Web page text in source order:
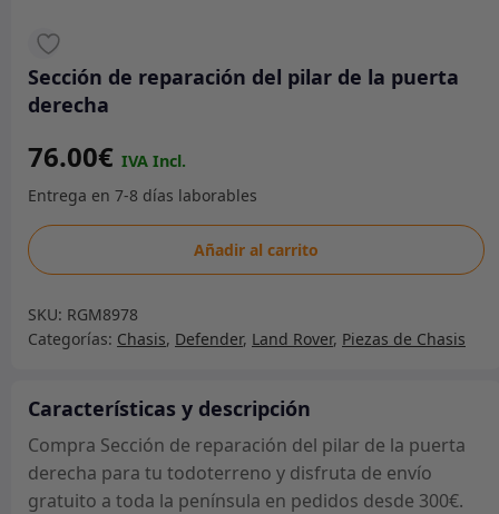
Sección de reparación del pilar de la puerta
derecha
76.00€
Sección
de
del
pilar
la
derecha
cantidad
Añadir al carrito
SKU: RGM8978
Categorías: Chasis, Defender, Land Rover, Piezas de Chasis
Características y descripción
Compra Sección de reparación del pilar de la puerta
derecha para tu todoterreno y disfruta de envío
gratuito a toda la península en pedidos desde 300€.